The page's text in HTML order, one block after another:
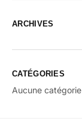
ARCHIVES
CATÉGORIES
Aucune catégorie